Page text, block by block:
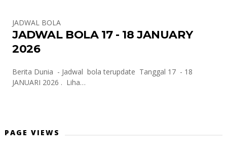
JADWAL BOLA
JADWAL BOLA 17 - 18 JANUARY
2026
Berita Dunia - Jadwal bola terupdate Tanggal 17 - 18
JANUARI 2026 . Liha…
PAGE VIEWS